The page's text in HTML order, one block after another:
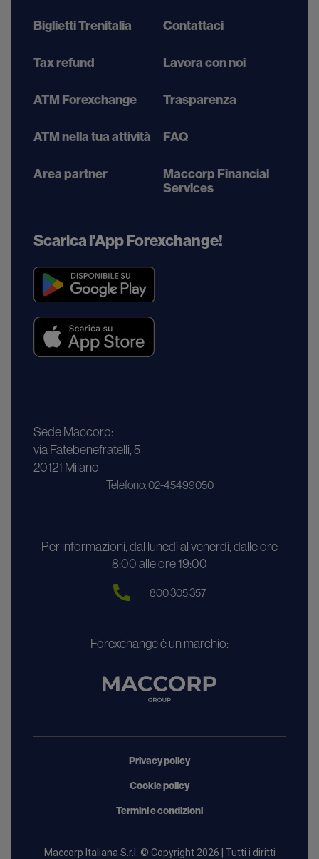
Biglietti Trenitalia
Tax refund
ATM Forexchange
ATM nella tua attività
Area partner
Contattaci
Lavora con noi
Trasparenza
FAQ
Maccorp Financial
Services
Scarica l'App Forexchange!
Sede Maccorp:
via Fatebenefratelli, 5
20121 Milano
Telefono: 02-45499050
Per informazioni, dal lunedì al venerdì, dalle ore
8:00 alle ore 19:00
800 305 357
Forexchange è un marchio:
Maccorp Italiana S.r.l. © Copyright 2026 | Tutti i diritti
Privacy policy
Cookie policy
Termini e condizioni